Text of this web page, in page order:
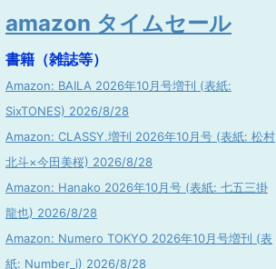
amazon タイムセール
書籍（雑誌等）
Amazon: BAILA 2026年10月号増刊 (表紙:
SixTONES) 2026/8/28
Amazon: CLASSY.増刊 2026年10月号 (表紙: 松村
北斗×今田美桜) 2026/8/28
Amazon: Hanako 2026年10月号 (表紙: 七五三掛
龍也) 2026/8/28
Amazon: Numero TOKYO 2026年10月号増刊 (表
紙: Number_i) 2026/8/28